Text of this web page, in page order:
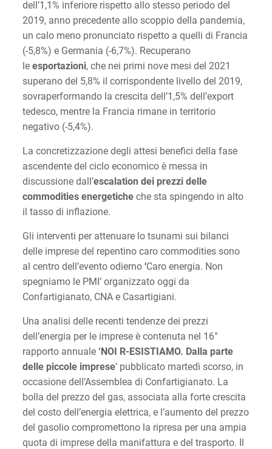
dell’1,1% inferiore rispetto allo stesso periodo del
2019, anno precedente allo scoppio della pandemia,
un calo meno pronunciato rispetto a quelli di Francia
(-5,8%) e Germania (-6,7%). Recuperano
le esportazioni, che nei primi nove mesi del 2021
superano del 5,8% il corrispondente livello del 2019,
sovraperformando la crescita dell’1,5% dell’export
tedesco, mentre la Francia rimane in territorio
negativo (-5,4%).
La concretizzazione degli attesi benefici della fase
ascendente del ciclo economico è messa in
discussione dall’escalation dei prezzi delle
commodities energeticheche sta spingendo in alto
il tasso di inflazione.
Gli interventi per attenuare lo tsunami sui bilanci
delle imprese del repentino caro commodities sono
al centro dell’evento odierno ‘Caro energia. Non
spegniamo le PMI’ organizzato oggi da
Confartigianato, CNA e Casartigiani.
Una analisi delle recenti tendenze dei prezzi
dell’energia per le imprese è contenuta nel 16°
rapporto annuale ‘NOI R-ESISTIAMO. Dalla parte
delle piccole imprese’ pubblicato martedì scorso, in
occasione dell’Assemblea di Confartigianato. La
bolla del prezzo del gas, associata alla forte crescita
del costo dell’energia elettrica, e l’aumento del prezzo
del gasolio compromettono la ripresa per una ampia
quota di imprese della manifattura e del trasporto. Il